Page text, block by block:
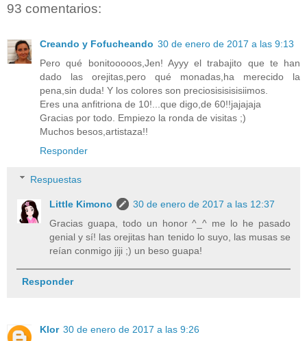
93 comentarios:
Creando y Fofucheando 30 de enero de 2017 a las 9:13
Pero qué bonitooooos,Jen! Ayyy el trabajito que te han
dado las orejitas,pero qué monadas,ha merecido la
pena,sin duda! Y los colores son preciosisisisisiimos.
Eres una anfitriona de 10!...que digo,de 60!!jajajaja
Gracias por todo. Empiezo la ronda de visitas ;)
Muchos besos,artistaza!!
Responder
Respuestas
Little Kimono
30 de enero de 2017 a las 12:37
Gracias guapa, todo un honor ^_^ me lo he pasado
genial y sí! las orejitas han tenido lo suyo, las musas se
reían conmigo jiji ;) un beso guapa!
Responder
Klor 30 de enero de 2017 a las 9:26